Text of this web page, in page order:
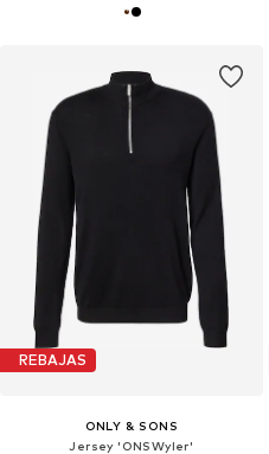
REBAJAS
ONLY & SONS
Jersey 'ONSWyler'